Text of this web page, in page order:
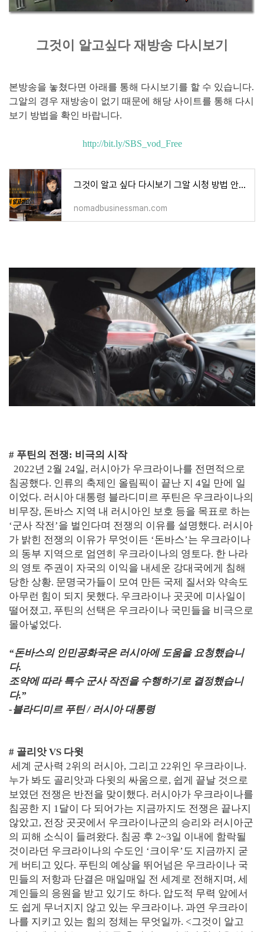
그것이 알고싶다 재방송 다시보기
본방송을 놓쳤다면 아래를 통해 다시보기를 할 수 있습니다.
그알의 경우 재방송이 없기 때문에 해당 사이트를 통해 다시
보기 방법을 확인 바랍니다.
http://bit.ly/SBS_vod_Free
그것이 알고 싶다 다시보기 그알 시청 방법 안내 재방송 무료 보기 SBS 온에어
nomadbusinessman.com
# 푸틴의 전쟁: 비극의 시작
2022년 2월 24일, 러시아가 우크라이나를 전면적으로
침공했다. 인류의 축제인 올림픽이 끝난 지 4일 만에 일
이었다. 러시아 대통령 블라디미르 푸틴은 우크라이나의
비무장, 돈바스 지역 내 러시아인 보호 등을 목표로 하는
‘군사 작전’을 벌인다며 전쟁의 이유를 설명했다. 러시아
가 밝힌 전쟁의 이유가 무엇이든 ‘돈바스’는 우크라이나
의 동부 지역으로 엄연히 우크라이나의 영토다. 한 나라
의 영토 주권이 자국의 이익을 내세운 강대국에게 침해
당한 상황. 문명국가들이 모여 만든 국제 질서와 약속도
아무런 힘이 되지 못했다. 우크라이나 곳곳에 미사일이
떨어졌고, 푸틴의 선택은 우크라이나 국민들을 비극으로
몰아넣었다.
“돈바스의 인민공화국은 러시아에 도움을 요청했습니
다.
조약에 따라 특수 군사 작전을 수행하기로 결정했습니
다.”
-블라디미르 푸틴 / 러시아 대통령
# 골리앗 VS 다윗
세계 군사력 2위의 러시아, 그리고 22위인 우크라이나.
누가 봐도 골리앗과 다윗의 싸움으로, 쉽게 끝날 것으로
보였던 전쟁은 반전을 맞이했다. 러시아가 우크라이나를
침공한 지 1달이 다 되어가는 지금까지도 전쟁은 끝나지
않았고, 전장 곳곳에서 우크라이나군의 승리와 러시아군
의 피해 소식이 들려왔다. 침공 후 2~3일 이내에 함락될
것이라던 우크라이나의 수도인 ‘크이우’도 지금까지 굳
게 버티고 있다. 푸틴의 예상을 뛰어넘은 우크라이나 국
민들의 저항과 단결은 매일매일 전 세계로 전해지며, 세
계인들의 응원을 받고 있기도 하다. 압도적 무력 앞에서
도 쉽게 무너지지 않고 있는 우크라이나. 과연 우크라이
나를 지키고 있는 힘의 정체는 무엇일까. <그것이 알고